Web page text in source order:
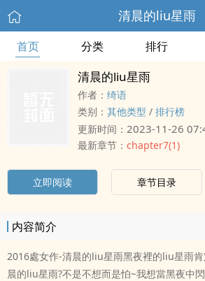
清晨的liu星雨
首页 分类 排行
清晨的liu星雨
作者： 绮语
类别： 其他类型 / 排行榜
更新时间： 2023-11-26
最新章节： chapter7(1)
立即阅读 章节目录
内容简介
2016處女作-清晨的liu星雨黑夜裡的liu星雨
晨的liu星雨?不是不想而是怕~我想當黑夜中